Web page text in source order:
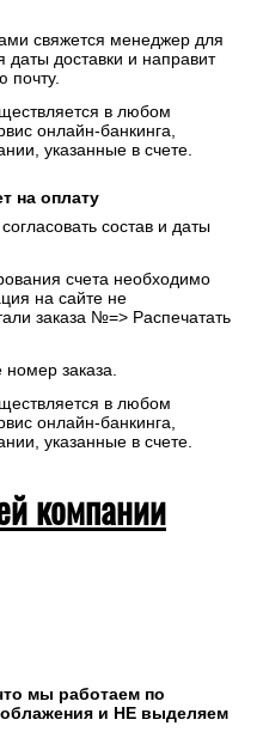
свяжется менеджер для
даты доставки и направит
почту.
в любом
онлайн-банкинга,
указанные в счете.
на оплату
состав и даты
счета необходимо
на сайте не
заказа №=> Распечатать
номер заказа.
в любом
онлайн-банкинга,
указанные в счете.
компании
мы работаем по
и НЕ выделяем